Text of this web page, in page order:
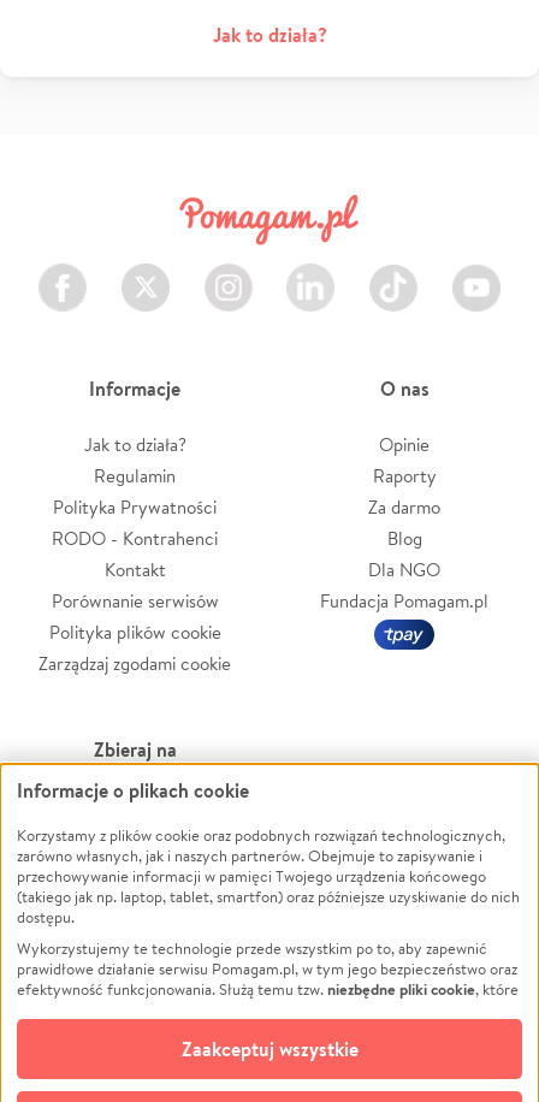
Jak to działa?
Facebook Twitter Instagram LinkedIn TikTok Youtube
Informacje
Jak to działa?
Regulamin
Polityka Prywatności
RODO - Kontrahenci
Kontakt
Porównanie serwisów
Polityka plików cookie
Zarządzaj zgodami cookie
O nas
Opinie
Raporty
Za darmo
Blog
Dla NGO
Fundacja Pomagam.pl
Zbieraj na
Leczenie
Zwierzęta
Pożar
Ukraina
Pomoc Finansowa
Projekty
Pogrzeb
Społeczność lokalna
Kultura
Powódź
Wichura
NGO
Edukacja
Podróż
Impreza
Ochrona środowiska
Biznes
Informacje o plikach cookie
Korzystamy z plików cookie oraz podobnych rozwiązań technologicznych,
zarówno własnych, jak i naszych partnerów. Obejmuje to zapisywanie i
przechowywanie informacji w pamięci Twojego urządzenia końcowego
(takiego jak np. laptop, tablet, smartfon) oraz późniejsze uzyskiwanie do nich
dostępu.
Wykorzystujemy te technologie przede wszystkim po to, aby zapewnić
prawidłowe działanie serwisu Pomagam.pl, w tym jego bezpieczeństwo oraz
efektywność funkcjonowania. Służą temu tzw.niezbędne pliki cookie, które
opcjonalnych plików cookie
technologii do celów analitycznych i retargetingowych. Możesz wyrazić
zgodę na ich stosowanie lub jej odmówić. W dowolnym momencie masz
Zaakceptuj wszystkie